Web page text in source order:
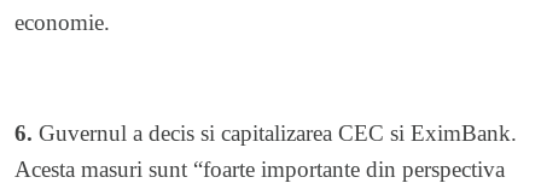
economie.
6. Guvernul a decis si capitalizarea CEC si EximBank.
Acesta masuri sunt “foarte importante din perspectiva